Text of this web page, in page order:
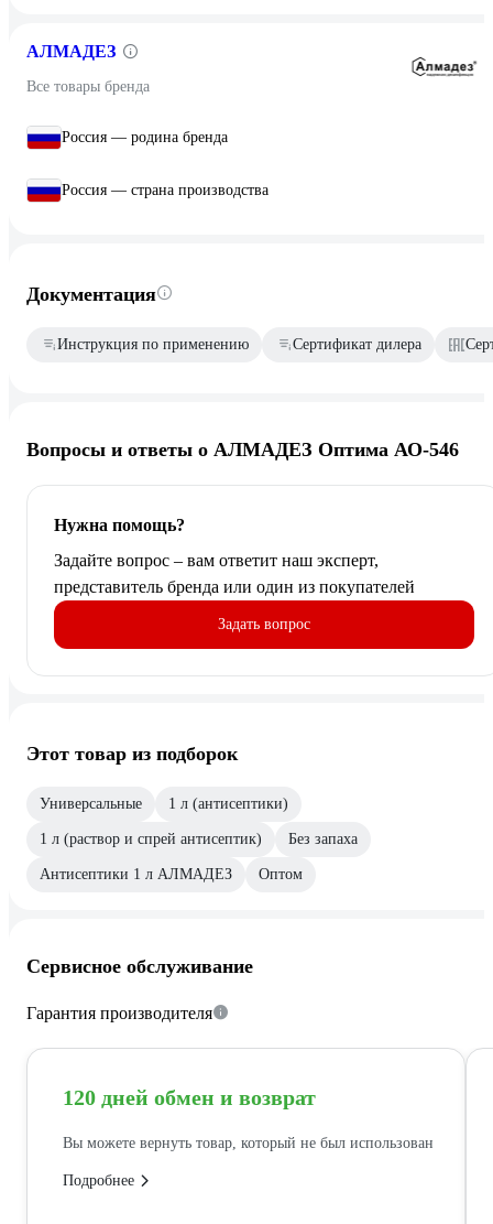
АЛМАДЕЗ
Все товары бренда
Россия — родина бренда
Россия — страна производства
Документация
Инструкция по применению Сертификат дилера
Вопросы и ответы о АЛМАДЕЗ Оптима АО-546
Нужна помощь?
Задайте вопрос – вам ответит наш эксперт,
представитель бренда или один из покупателей
Задать вопрос
Этот товар из подборок
Универсальные 1 л (антисептики)
1 л (раствор и спрей антисептик) Без запаха
Антисептики 1 л АЛМАДЕЗ Оптом
Сервисное обслуживание
Гарантия производителя
120 дней обмен и возврат
Вы можете вернуть товар, который не был использован
Подробнее